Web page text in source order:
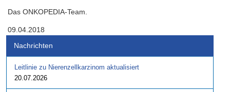
Das ONKOPEDIA-Team.
09.04.2018
Nachrichten
Leitlinie zu Nierenzellkarzinom aktualisiert
20.07.2026